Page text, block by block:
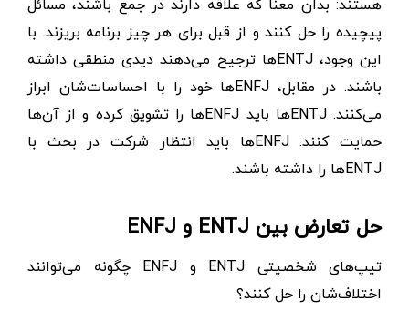
پیچیده را حل کنند و از قبل برای هر چیز برنامه بریزند. با
این وجود، ENTJها ترجیح می‌دهند دیدی منطقی داشته
باشند. در مقابل، ENFJها خود را با احساسات‌شان ابراز
می‌کنند. ENTJها باید ENFJها را تشویق کرده و از آن‌ها
حمایت کنند. ENFJها باید انتظار شرکت در بحث با
ENTJها را داشته‌ باشند.
حل تعارض بین ENTJ و ENFJ
تیپ‌های شخصیتی ENTJ و ENFJ چگونه می‌توانند
اختلاف‌شان را حل کنند؟